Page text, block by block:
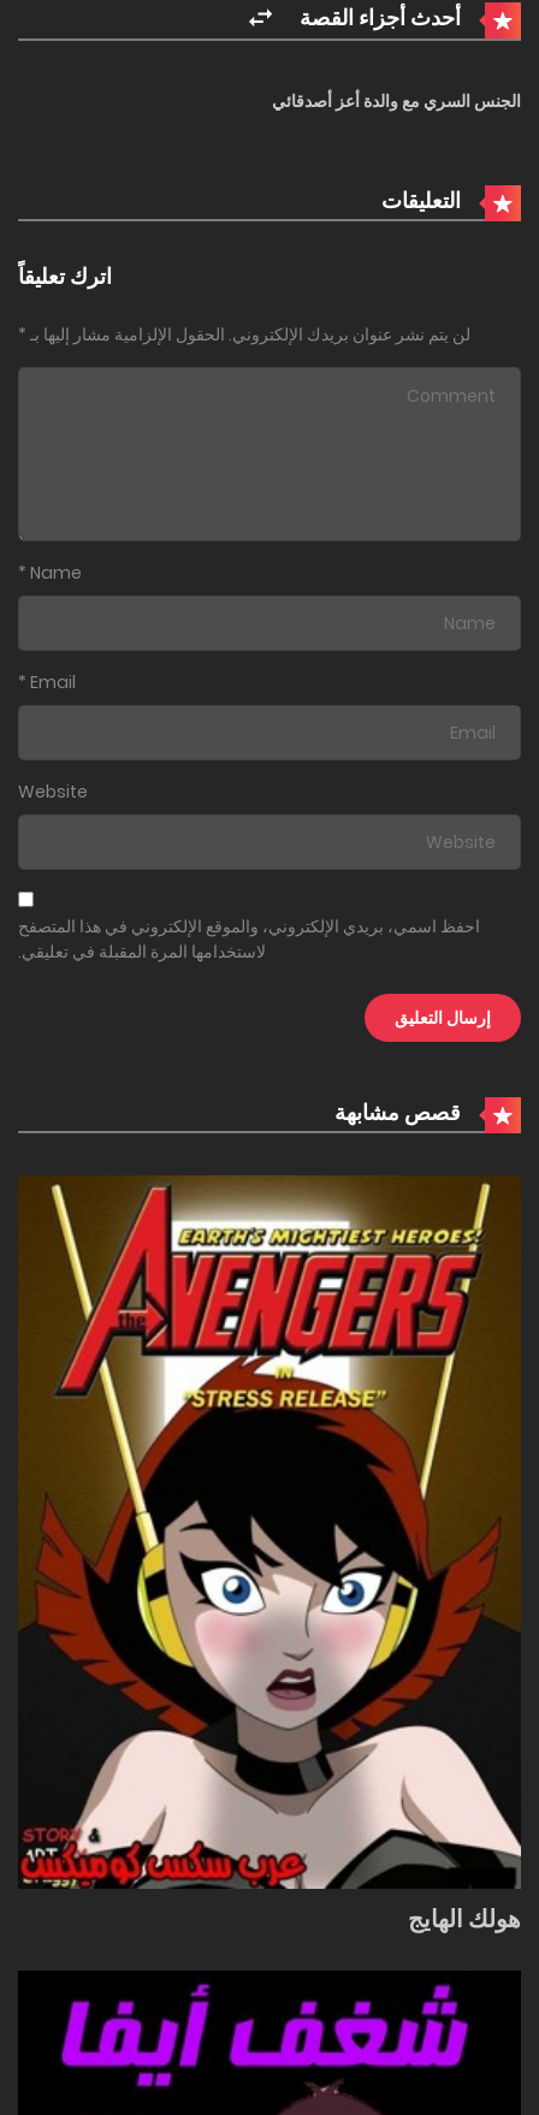
أحدث أجزاء القصة
الجنس السري مع والدة أعز أصدقائي
التعليقات
اترك تعليقاً
لن يتم نشر عنوان بريدك الإلكتروني. الحقول الإلزامية مشار إليها بـ *
Name
*
Email
*
Website
احفظ اسمي، بريدي الإلكتروني، والموقع الإلكتروني في هذا المتصفح
لاستخدامها المرة المقبلة في تعليقي.
قصص مشابهة
هولك الهايج